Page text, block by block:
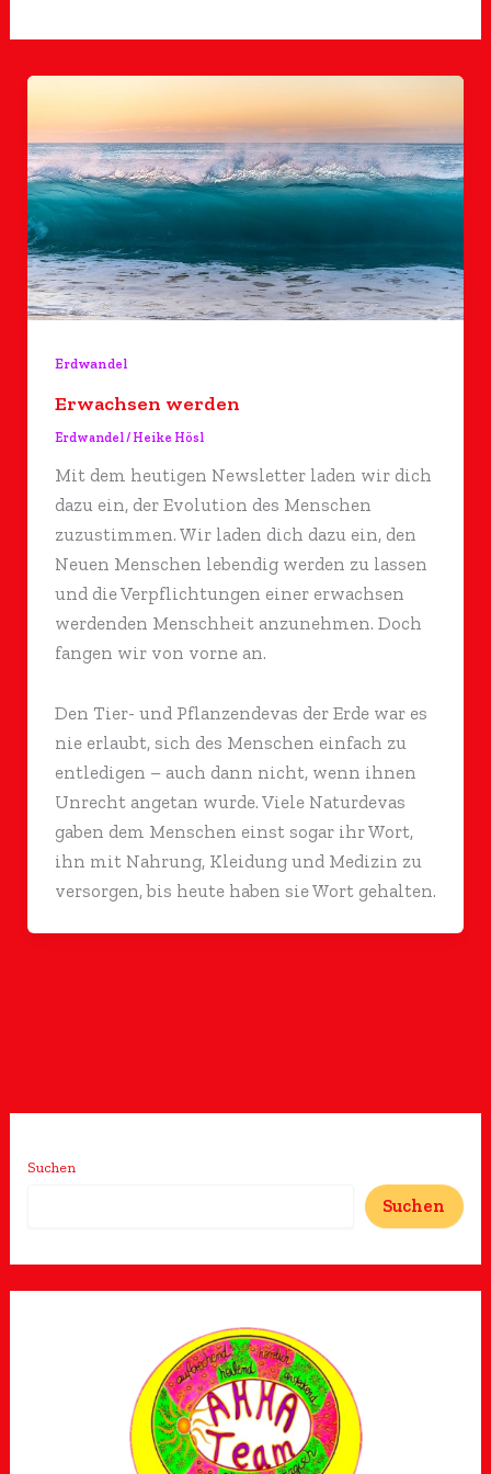
Erdwandel
Erwachsen werden
Erdwandel/ Heike Hösl
Mit dem heutigen Newsletter laden wir dich
dazu ein, der Evolution des Menschen
zuzustimmen. Wir laden dich dazu ein, den
Neuen Menschen lebendig werden zu lassen
und die Verpflichtungen einer erwachsen
werdenden Menschheit anzunehmen. Doch
fangen wir von vorne an.
Den Tier- und Pflanzendevas der Erde war es
nie erlaubt, sich des Menschen einfach zu
entledigen – auch dann nicht, wenn ihnen
Unrecht angetan wurde. Viele Naturdevas
gaben dem Menschen einst sogar ihr Wort,
ihn mit Nahrung, Kleidung und Medizin zu
versorgen, bis heute haben sie Wort gehalten.
Suchen
Suchen